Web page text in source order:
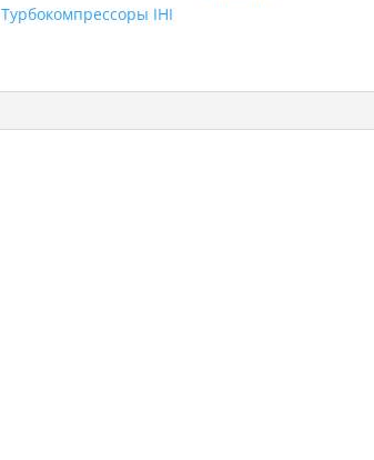
Турбокомпрессоры IHI